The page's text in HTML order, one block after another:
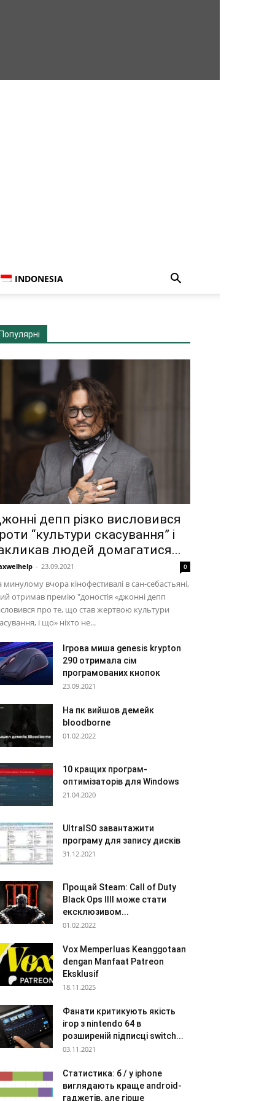
INDONESIA
Популярні
депп різко висловився
“культури скасування” і
людей домагатися...
- 23.09.2021 0
минулому вчора кінофестивалі в сан-себастьяні,
отримав премію "доностія «джонні депп
про те, що став жертвою культури
і що» ніхто не...
Ігрова миша genesis krypton
290 отримала сім
програмованих кнопок
23.09.2021
На пк вийшов демейк
bloodborne
01.02.2022
10 кращих програм-
оптимізаторів для Windows
21.04.2020
UltraISO завантажити
програму для запису дисків
31.12.2021
Прощай Steam: Call of Duty
Black Ops IIII може стати
ексклюзивом...
01.02.2022
Vox Memperluas Keanggotaan
dengan Manfaat Patreon
Eksklusif
18.11.2025
Фанати критикують якість
ігор з nintendo 64 в
розширеній підписці switch...
03.11.2021
Статистика: б / у iphone
виглядають краще android-
гаджетів, але гірше